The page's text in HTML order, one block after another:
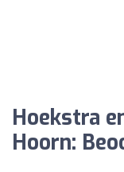
Hoekstra
Hoorn: